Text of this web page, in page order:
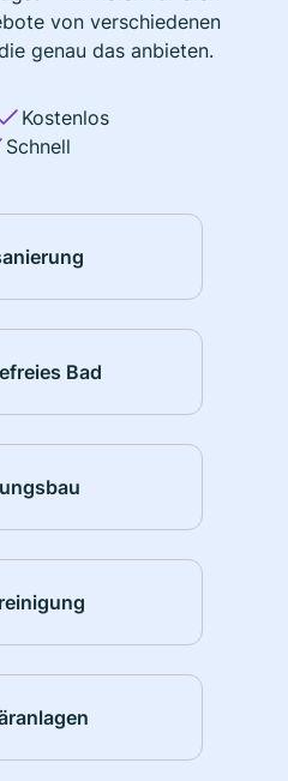
von verschiedenen
genau das anbieten.
Kostenlos
Schnell
Bad